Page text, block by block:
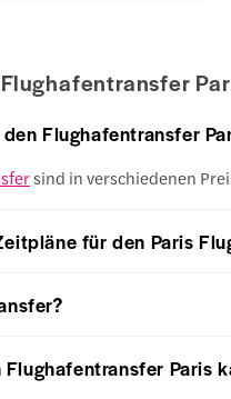
Flughafentransfer
sind in verschiedenen
für den Paris
Paris